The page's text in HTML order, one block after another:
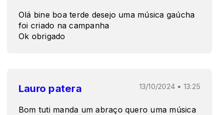
Olá bine boa terde desejo uma música gaúcha
foi criado na campanha
Ok obrigado
Lauro patera 13/10/2024 • 13:25
Bom tuti manda um abraço quero uma música